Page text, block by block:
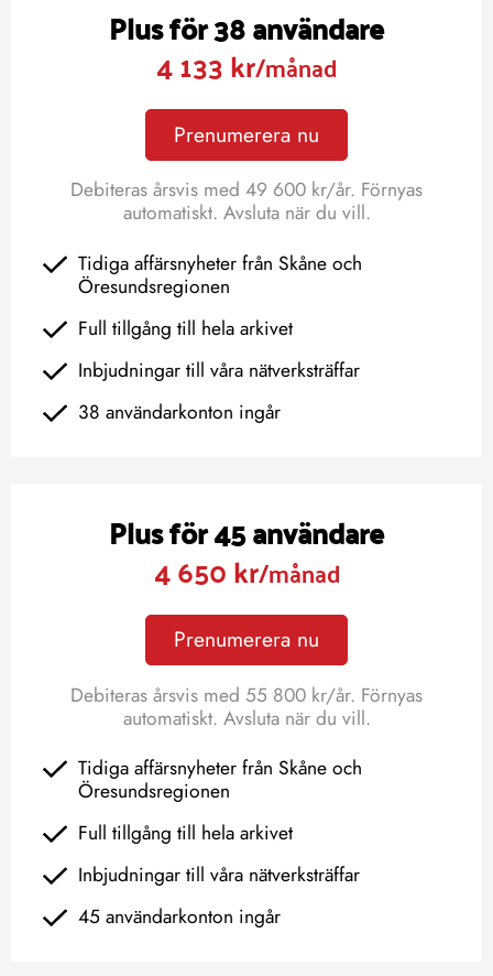
Plus för 38 användare
4 133 kr/månad
Prenumerera nu
Debiteras årsvis med 49 600 kr/år. Förnyas
automatiskt. Avsluta när du vill.
Tidiga affärsnyheter från Skåne och
Öresundsregionen
Full tillgång till hela arkivet
Inbjudningar till våra nätverksträffar
38 användarkonton ingår
Plus för 45 användare
4 650 kr/månad
Prenumerera nu
Debiteras årsvis med 55 800 kr/år. Förnyas
automatiskt. Avsluta när du vill.
Tidiga affärsnyheter från Skåne och
Öresundsregionen
Full tillgång till hela arkivet
Inbjudningar till våra nätverksträffar
45 användarkonton ingår